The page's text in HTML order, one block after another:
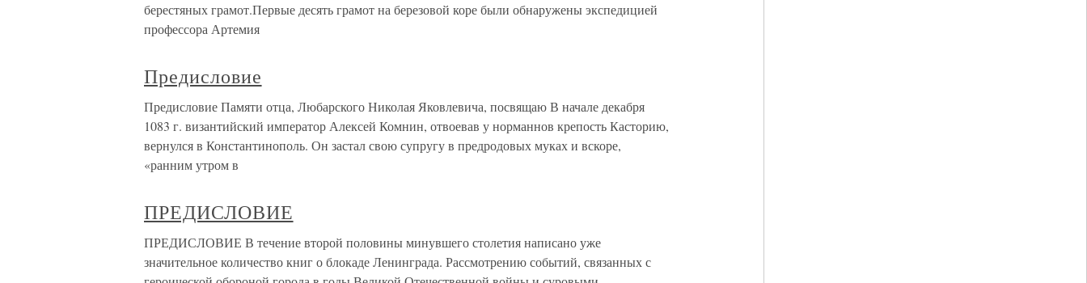
берестяных грамот.Первые десять грамот на березовой коре были обнаружены экспедицией
профессора Артемия
Предисловие
Предисловие Памяти отца, Любарского Николая Яковлевича, посвящаю В начале декабря
1083 г. византийский император Алексей Комнин, отвоевав у норманнов крепость Касторию,
вернулся в Константинополь. Он застал свою супругу в предродовых муках и вскоре,
«ранним утром в
ПРЕДИСЛОВИЕ
ПРЕДИСЛОВИЕ В течение второй половины минувшего столетия написано уже
значительное количество книг о блокаде Ленинграда. Рассмотрению событий, связанных с